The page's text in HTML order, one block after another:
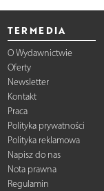
TERMEDIA
O Wydawnictwie
Oferty
Newsletter
Kontakt
Praca
Polityka prywatności
Polityka reklamowa
Napisz do nas
Nota prawna
Regulamin